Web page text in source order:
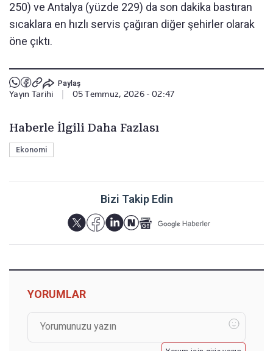
250) ve Antalya (yüzde 229) da son dakika bastıran
sıcaklara en hızlı servis çağıran diğer şehirler olarak
öne çıktı.
Paylaş
Yayın Tarihi 05 Temmuz, 2026 - 02:47
Haberle İlgili Daha Fazlası
Ekonomi
Bizi Takip Edin
YORUMLAR